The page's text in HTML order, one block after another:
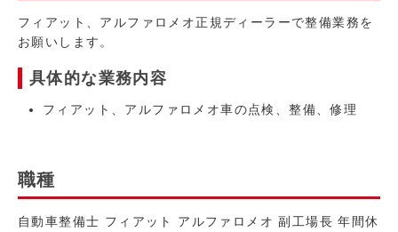
フィアット、アルファロメオ正規ディーラーで整備業務を
お願いします。
具体的な業務内容
フィアット、アルファロメオ車の点検、整備、修理
職種
自動車整備士 フィアット アルファロメオ 副工場長 年間休